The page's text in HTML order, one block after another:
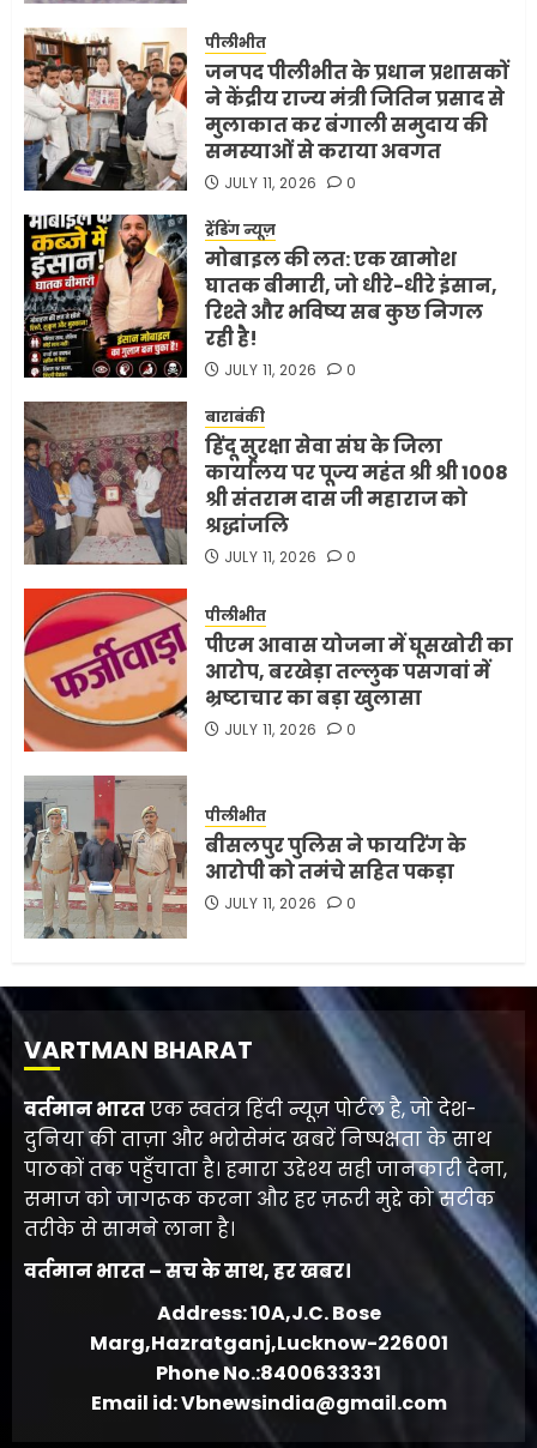
पीलीभीत
जनपद पीलीभीत के प्रधान प्रशासकों
ने केंद्रीय राज्य मंत्री जितिन प्रसाद से
मुलाकात कर बंगाली समुदाय की
समस्याओं से कराया अवगत
JULY 11, 2026 0
ट्रेंडिंग न्यूज़
मोबाइल की लत: एक खामोश
घातक बीमारी, जो धीरे-धीरे इंसान,
रिश्ते और भविष्य सब कुछ निगल
रही है!
JULY 11, 2026 0
बाराबंकी
हिंदू सुरक्षा सेवा संघ के जिला
कार्यालय पर पूज्य महंत श्री श्री 1008
श्री संतराम दास जी महाराज को
श्रद्धांजलि
JULY 11, 2026 0
पीलीभीत
पीएम आवास योजना में घूसखोरी का
आरोप, बरखेड़ा तल्लुक पसगवां में
भ्रष्टाचार का बड़ा खुलासा
JULY 11, 2026 0
पीलीभीत
बीसलपुर पुलिस ने फायरिंग के
आरोपी को तमंचे सहित पकड़ा
JULY 11, 2026 0
VARTMAN BHARAT
वर्तमान भारतएक स्वतंत्र हिंदी न्यूज़ पोर्टल है, जो देश-
दुनिया की ताज़ा और भरोसेमंद खबरें निष्पक्षता के साथ
पाठकों तक पहुँचाता है। हमारा उद्देश्य सही जानकारी देना,
समाज को जागरूक करना और हर ज़रूरी मुद्दे को सटीक
तरीके से सामने लाना है।
वर्तमान भारत – सच के साथ, हर खबर।
Address: 10A,J.C. Bose
Marg,Hazratganj,Lucknow-226001
Phone No.:8400633331
Email id: Vbnewsindia@gmail.com